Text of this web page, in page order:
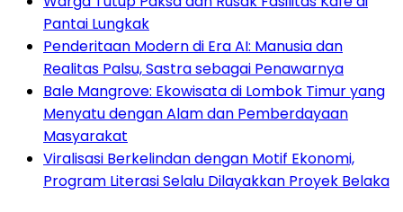
Pantai Lungkak
Penderitaan Modern di Era AI: Manusia dan
Realitas Palsu, Sastra sebagai Penawarnya
Bale Mangrove: Ekowisata di Lombok Timur yang
Menyatu dengan Alam dan Pemberdayaan
Masyarakat
Viralisasi Berkelindan dengan Motif Ekonomi,
Program Literasi Selalu Dilayakkan Proyek Belaka